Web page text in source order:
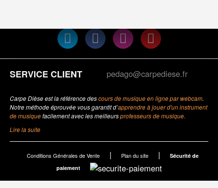
SERVICE CLIENT pedago@carpediese.fr
Carpe Dièse est la référence descours de musique en ligne par webcam.
Notre méthode éprouvée vous garantit d’apprendre à jouer d'un instrument
de musiquefacilement avec les meilleursprofesseurs de musique.
Lire la suite
Conditions Générales de Vente | Plan du site |
Sécurité de
paiement